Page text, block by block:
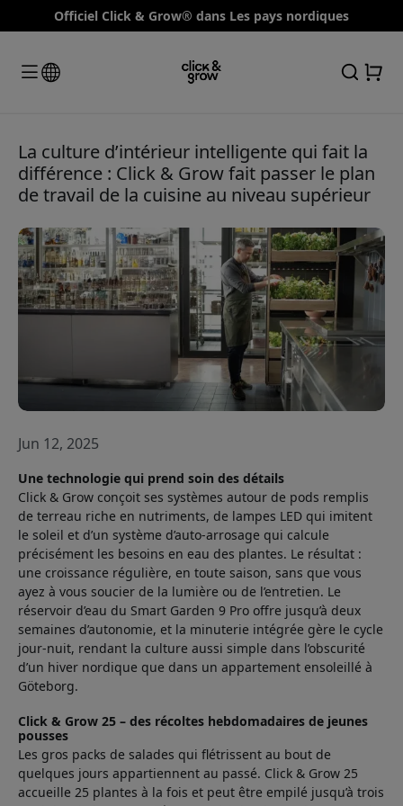
Officiel Click & Grow® dans Les pays nordiques
La culture d’intérieur intelligente qui fait la
différence : Click & Grow fait passer le plan
de travail de la cuisine au niveau supérieur
Jun 12, 2025
Une technologie qui prend soin des détails
Click & Grow conçoit ses systèmes autour de pods remplis
de terreau riche en nutriments, de lampes LED qui imitent
le soleil et d’un système d’auto-arrosage qui calcule
précisément les besoins en eau des plantes. Le résultat :
une croissance régulière, en toute saison, sans que vous
ayez à vous soucier de la lumière ou de l’entretien. Le
réservoir d’eau du Smart Garden 9 Pro offre jusqu’à deux
semaines d’autonomie, et la minuterie intégrée gère le cycle
jour-nuit, rendant la culture aussi simple dans l’obscurité
d’un hiver nordique que dans un appartement ensoleillé à
Göteborg.
Click & Grow 25 – des récoltes hebdomadaires de jeunes
pousses
Les gros packs de salades qui flétrissent au bout de
quelques jours appartiennent au passé. Click & Grow 25
accueille 25 plantes à la fois et peut être empilé jusqu’à trois